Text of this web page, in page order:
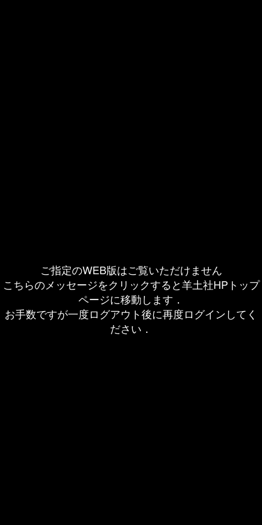
ご指定のWEB版はご覧いただけません
こちらのメッセージをクリックすると羊土社HPトップ
ページに移動します．
お手数ですが一度ログアウト後に再度ログインしてく
ださい．